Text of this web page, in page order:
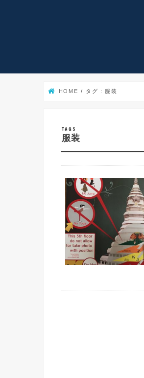
HOME タグ : 服装
服装